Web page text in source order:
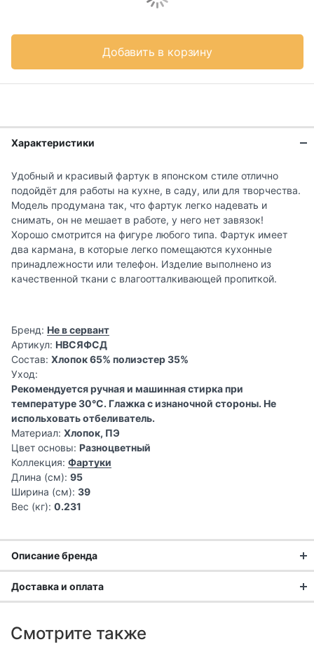
Добавить в корзину
Характеристики
Удобный и красивый фартук в японском стиле отлично
подойдёт для работы на кухне, в саду, или для творчества.
Модель продумана так, что фартук легко надевать и
снимать, он не мешает в работе, у него нет завязок!
Хорошо смотрится на фигуре любого типа. Фартук имеет
два кармана, в которые легко помещаются кухонные
принадлежности или телефон. Изделие выполнено из
качественной ткани с влагоотталкивающей пропиткой.
Бренд: Не в сервант
Артикул: НВСЯФСД
Состав: Хлопок 65% полиэстер 35%
Уход:
Рекомендуется ручная и машинная стирка при
температуре 30°C. Глажка с изнаночной стороны. Не
испольховать отбеливатель.
Материал: Хлопок, ПЭ
Цвет основы: Разноцветный
Коллекция: Фартуки
Длина (см): 95
Ширина (см): 39
Вес (кг): 0.231
Описание бренда
вместе с вами — не для хранения, а для ежедневного
уюта. Собственное производство из турецкого хлопка с
и дорожки практичными, долговечными и доступными. Это
Доставка и оплата
Доставка в Москве и области
Смотрите также